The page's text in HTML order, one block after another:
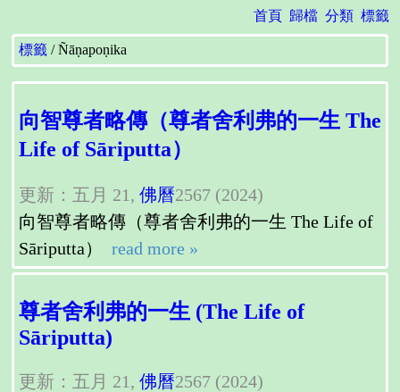
首頁 歸檔 分類 標籤
標籤 Ñāṇapoṇika
向智尊者略傳（尊者舍利弗的一生 The
Life of Sāriputta）
更新：五月 21, 佛曆2567 (2024)
向智尊者略傳（尊者舍利弗的一生 The Life of
Sāriputta）
read more »
尊者舍利弗的一生 (The Life of
Sāriputta)
更新：五月 21, 佛曆2567 (2024)